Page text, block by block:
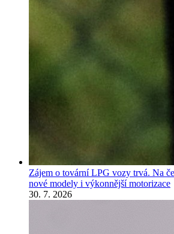
Zájem o tovární LPG vozy trvá. Na
nové modely i výkonnější motorizace
30. 7. 2026